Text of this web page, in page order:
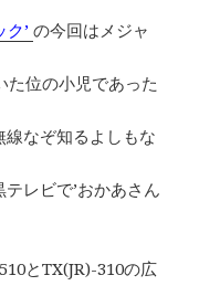
’ の今回はメジャ
た位の小児であった
なぞ知るよしもな
レビで’おかあさん
とTX(JR)-310の広